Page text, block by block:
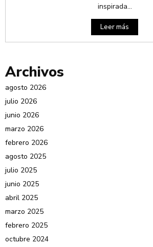
inspirada...
Leer más
Archivos
agosto 2026
julio 2026
junio 2026
marzo 2026
febrero 2026
agosto 2025
julio 2025
junio 2025
abril 2025
marzo 2025
febrero 2025
octubre 2024